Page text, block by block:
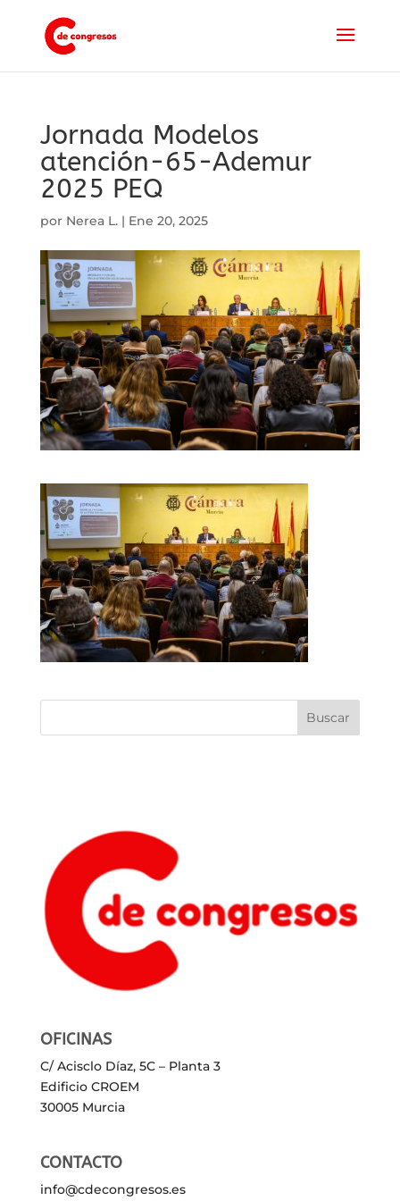
Jornada Modelos
atención-65-Ademur
2025 PEQ
por Nerea L.| Ene 20, 2025
OFICINAS
C/ Acisclo Díaz, 5C – Planta 3
Edificio CROEM
30005 Murcia
CONTACTO
info@cdecongresos.es